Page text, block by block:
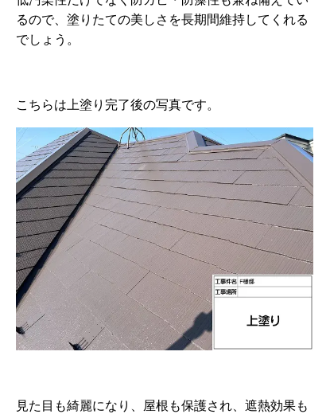
るので、塗りたての美しさを長期間維持してくれる
でしょう。
こちらは上塗り完了後の写真です。
見た目も綺麗になり、屋根も保護され、遮熱効果も